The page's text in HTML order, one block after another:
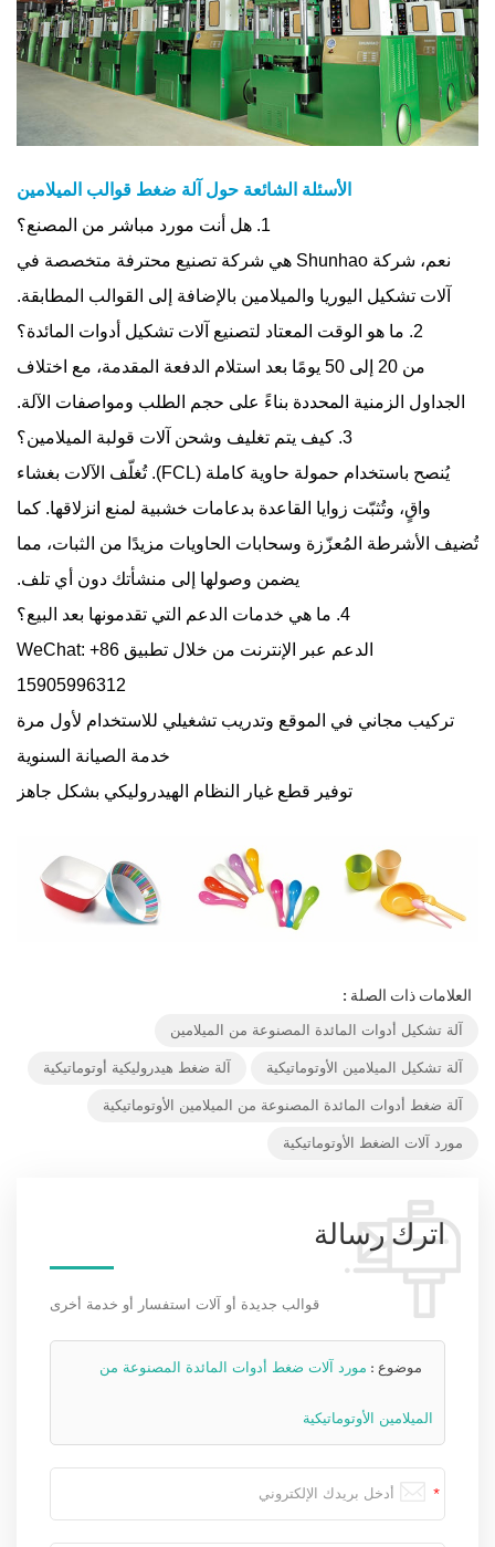
الأسئلة الشائعة حول آلة ضغط قوالب الميلامين
1. هل أنت مورد مباشر من المصنع؟
نعم، شركة Shunhao هي شركة تصنيع محترفة متخصصة في
آلات تشكيل اليوريا والميلامين بالإضافة إلى القوالب المطابقة.
2. ما هو الوقت المعتاد لتصنيع آلات تشكيل أدوات المائدة؟
من 20 إلى 50 يومًا بعد استلام الدفعة المقدمة، مع اختلاف
الجداول الزمنية المحددة بناءً على حجم الطلب ومواصفات الآلة.
3. كيف يتم تغليف وشحن آلات قولبة الميلامين؟
يُنصح باستخدام حمولة حاوية كاملة (FCL). تُغلّف الآلات بغشاء
واقٍ، وتُثبّت زوايا القاعدة بدعامات خشبية لمنع انزلاقها. كما
تُضيف الأشرطة المُعزّزة وسحابات الحاويات مزيدًا من الثبات، مما
يضمن وصولها إلى منشأتك دون أي تلف.
4. ما هي خدمات الدعم التي تقدمونها بعد البيع؟
الدعم عبر الإنترنت من خلال تطبيق WeChat: +86
15905996312
تركيب مجاني في الموقع وتدريب تشغيلي للاستخدام لأول مرة
خدمة الصيانة السنوية
توفير قطع غيار النظام الهيدروليكي بشكل جاهز
العلامات ذات الصلة :
آلة تشكيل أدوات المائدة المصنوعة من الميلامين
آلة تشكيل الميلامين الأوتوماتيكية آلة ضغط هيدروليكية أوتوماتيكية
آلة ضغط أدوات المائدة المصنوعة من الميلامين الأوتوماتيكية
مورد آلات الضغط الأوتوماتيكية
اترك رسالة
قوالب جديدة أو آلات استفسار أو خدمة أخرى
موضوع : مورد آلات ضغط أدوات المائدة المصنوعة من
الميلامين الأوتوماتيكية